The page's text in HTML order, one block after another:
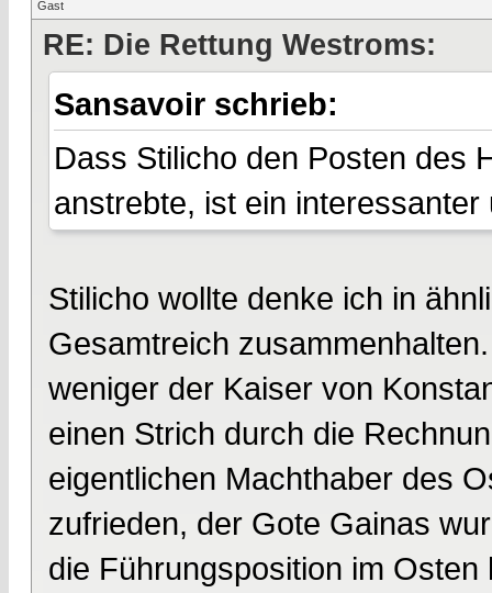
Gast
RE: Die Rettung Westroms:
Sansavoir schrieb:
Dass Stilicho den Posten des
anstrebte, ist ein
Stilicho wollte denke ich in
Gesamtreich
weniger der Kaiser von
einen Strich durch die
eigentlichen Machthaber des
zufrieden, der Gote Gainas
die Führungsposition im